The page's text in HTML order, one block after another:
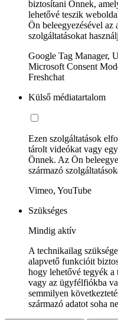
biztosítani Önnek,
lehetővé teszik
Ön beleegyezésével
szolgáltatásokat
Google Tag Manager,
Microsoft Consent
Freshchat
Külső médiatartalom
Ezen szolgáltatások
tárolt videókat vagy
Önnek. Az Ön
származó
Vimeo, YouTube
Szükséges
Mindig aktív
A technikailag
alapvető funkcióit
hogy lehetővé tegyék a
vagy az ügyfélfiókba
semmilyen
származó adatot soha